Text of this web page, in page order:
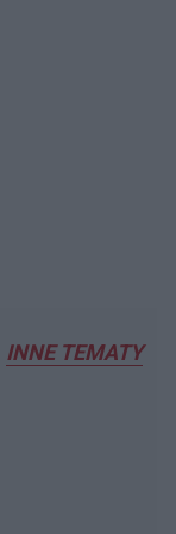
INNE TEMATY